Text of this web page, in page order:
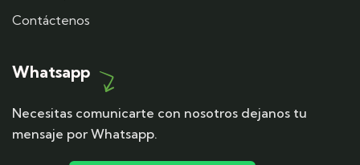
Contáctenos
Whatsapp
Necesitas comunicarte con nosotros dejanos tu
mensaje por Whatsapp.